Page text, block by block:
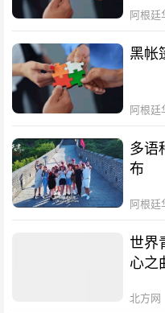
阿根廷
黑帐
阿根廷
多语
布
阿根廷
世界
心之
北方网